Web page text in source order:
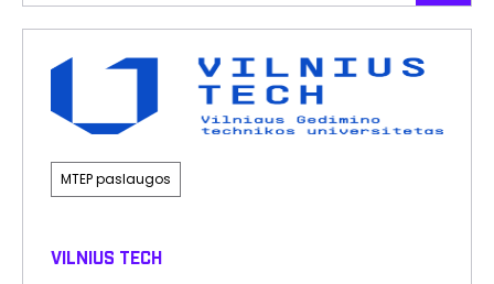
MTEP paslaugos
VILNIUS TECH